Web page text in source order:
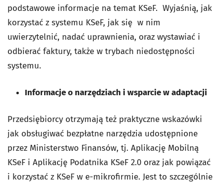
podstawowe informacje na temat KSeF. Wyjaśnią, jak
korzystać z systemu KSeF, jak się w nim
uwierzytelnić, nadać uprawnienia, oraz wystawiać i
odbierać faktury, także w trybach niedostępności
systemu.
Informacje o narzędziach i wsparcie w adaptacji
Przedsiębiorcy otrzymają też praktyczne wskazówki
jak obsługiwać bezpłatne narzędzia udostępnione
przez Ministerstwo Finansów, tj. Aplikację Mobilną
KSeF i Aplikację Podatnika KSeF 2.0 oraz jak powiązać
i korzystać z KSeF w e-mikrofirmie. Jest to szczególnie